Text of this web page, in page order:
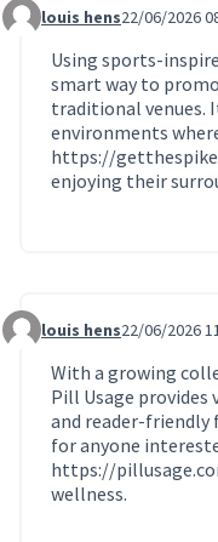
Commentaire 2424
louis hens22/06/2026
Using sports-
smart way to
traditional venues.
environments
https://
enjoying their
Commentaire 2425
louis hens22/06/2026
With a growing
Pill Usage
and reader-
for anyone
https://
wellness.